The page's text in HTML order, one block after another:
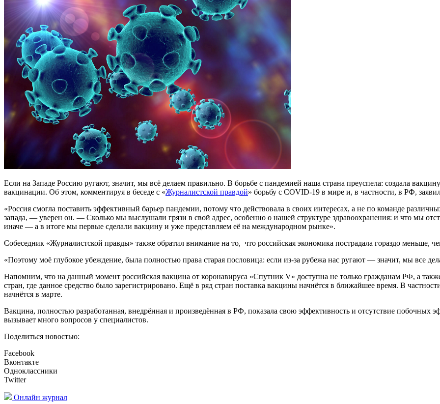
Если на Западе Россию ругают, значит, мы всё делаем правильно. В борьбе с пандемией наша страна преуспела: создала
вакцинации. Об этом, комментируя в беседе с «Журналистской правдой» борьбу с COVID-19 в мире и, в частности, в РФ,
«Россия смогла поставить эффективный барьер пандемии, потому что действовала в своих интересах, а не по команде
запада, — уверен он. — Сколько мы выслушали грязи в свой адрес, особенно о нашей структуре здравоохранения: и что мы
иначе — а в итоге мы первые сделали вакцину и уже представляем её на международном рынке».
Собеседник «Журналистской правды» также обратил внимание на то, что российская экономика пострадала гораздо меньше,
«Поэтому моё глубокое убеждение, была полностью права старая пословица: если из-за рубежа нас ругают — значит, мы все
Напомним, что на данный момент российская вакцина от коронавируса «Спутник V» доступна не только гражданам РФ, а
стран, где данное средство было зарегистрировано. Ещё в ряд стран поставка вакцины начнётся в ближайшее время. В
начнётся в марте.
Вакцина, полностью разработанная, внедрённая и произведённая в РФ, показала свою эффективность и отсутствие побочных
вызывает много вопросов у специалистов.
Поделиться новостью:
Facebook
Вконтакте
Одноклассники
Twitter
Онлайн журнал